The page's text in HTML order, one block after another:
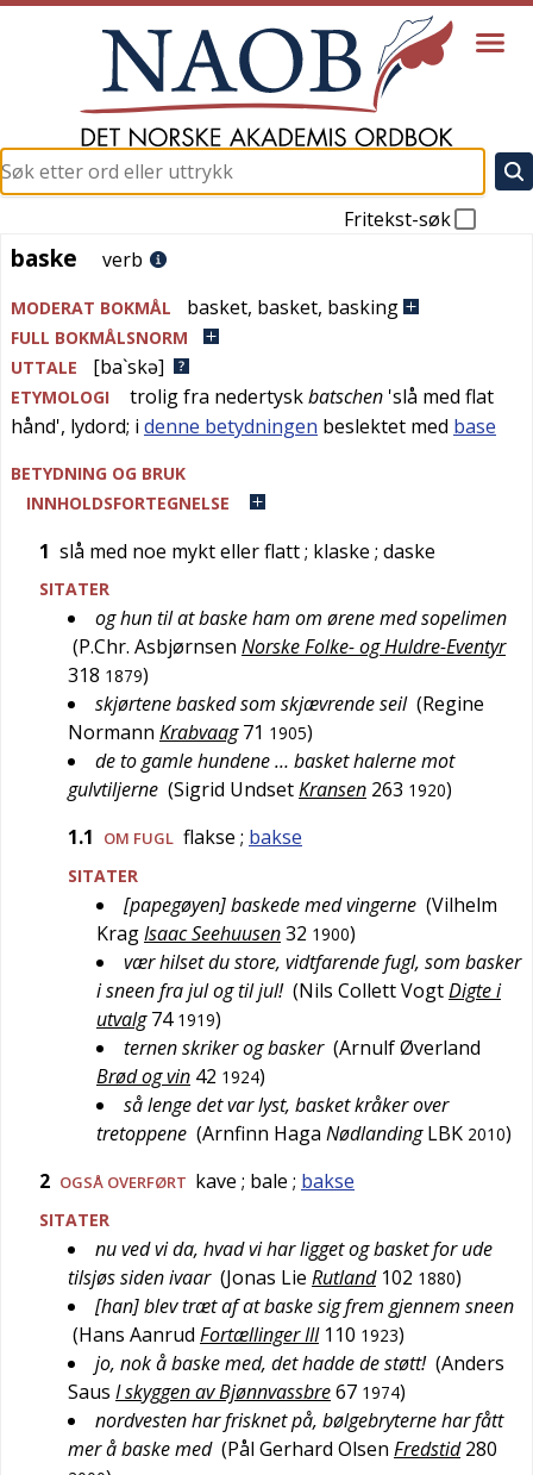
Fritekst-søk
baske
baske verb
MODERAT BOKMÅL basket, basket, basking
FULL BOKMÅLSNORM
UTTALE
[ba`skə]
ETYMOLOGI trolig fra nedertyskbatschen 'slå med flat
hånd', lydord; i denne betydningen beslektet med base
BETYDNING OG BRUK
INNHOLDSFORTEGNELSE
1 slå med noe mykt eller flatt; klaske ; daske
SITATER
og hun til at baske ham om ørene med sopelimen
(P.Chr. Asbjørnsen Norske Folke- og Huldre-Eventyr
318 1879)
skjørtene basked som skjævrende seil (Regine
Normann Krabvaag 71 1905)
de to gamle hundene … basket halerne mot
gulvtiljerne (Sigrid UndsetKransen 263 1920)
1.1
OM FUGL flakse ; bakse
SITATER
[papegøyen] baskede med vingerne (Vilhelm
KragIsaac Seehuusen32 1900)
vær hilset du store, vidtfarende fugl, som basker
i sneen fra jul og til jul! (Nils Collett VogtDigte i
utvalg 74 1919)
ternen skriker og basker (Arnulf Øverland
Brød og vin 42 1924)
så lenge det var lyst, basket kråker over
tretoppene (Arnfinn Haga Nødlanding LBK 2010)
2 OGSÅ OVERFØRT kave ; bale ; bakse
SITATER
nu ved vi da, hvad vi har ligget og basket for ude
tilsjøs siden ivaar (Jonas Lie Rutland 102 1880)
[han] blev træt af at baske sig frem gjennem sneen
(Hans Aanrud Fortællinger III 110 1923)
jo, nok å baske med, det hadde de støtt! (Anders
Saus I skyggen av Bjønnvassbre67 1974)
nordvesten har frisknet på, bølgebryterne har fått
mer å baske med (Pål Gerhard Olsen Fredstid 280